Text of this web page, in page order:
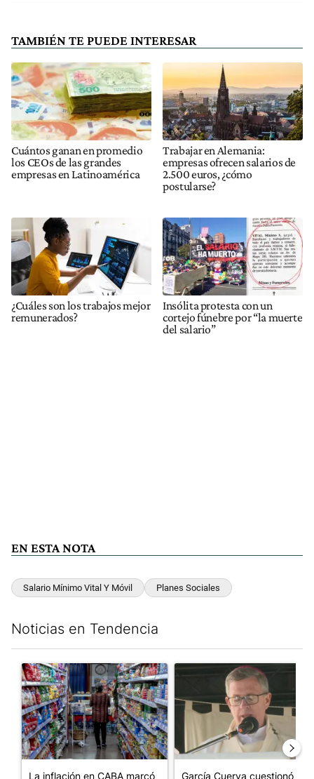
TAMBIÉN TE PUEDE INTERESAR
Cuántos ganan en promedio
los CEOs de las grandes
empresas en Latinoamérica
Trabajar en Alemania:
empresas ofrecen salarios de
2.500 euros, ¿cómo
postularse?
¿Cuáles son los trabajos mejor
remunerados?
Insólita protesta con un
cortejo fúnebre por “la muerte
del salario”
EN ESTA NOTA
Salario Mínimo Vital Y Móvil Planes Sociales
Noticias en Tendencia
Un artículo de tendencia con el título "La inflación en CABA
La inflación en CABA marcó
Un artículo de tendencia con
García Cuerva cuestionó a